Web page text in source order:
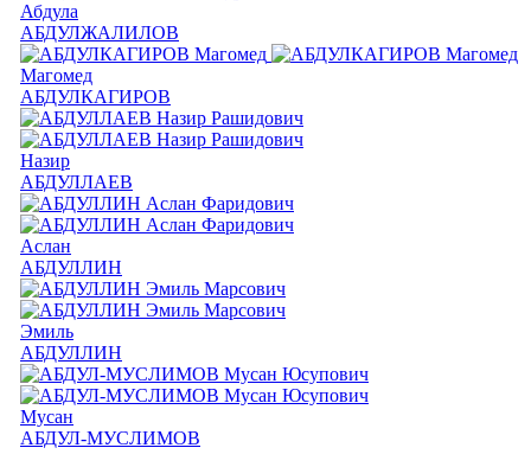
Абдула
АБДУЛЖАЛИЛОВ
Магомед
АБДУЛКАГИРОВ
Назир
АБДУЛЛАЕВ
Аслан
АБДУЛЛИН
Эмиль
АБДУЛЛИН
Мусан
АБДУЛ-МУСЛИМОВ